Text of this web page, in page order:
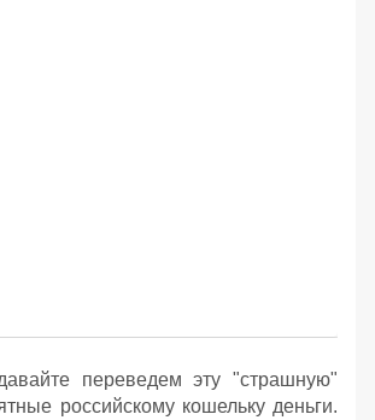
переведем эту "страшную"
российскому кошельку деньги.